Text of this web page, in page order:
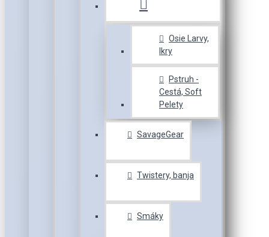
Osie Larvy,
Ikry
Pstruh -
Cestá, Soft
Pelety
SavageGear
Twistery, banja
Smáky